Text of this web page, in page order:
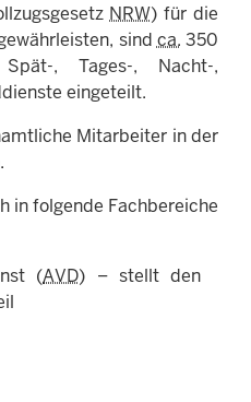
NRW) für die
sind ca. 350
, Tages-, Nacht-,
eingeteilt.
Mitarbeiter in der
in folgende Fachbereiche
(AVD) – stellt den